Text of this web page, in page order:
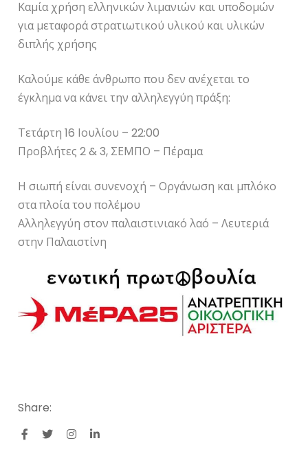
Καμία χρήση ελληνικών λιμανιών και υποδομών
για μεταφορά στρατιωτικού υλικού και υλικών
διπλής χρήσης
Καλούμε κάθε άνθρωπο που δεν ανέχεται το
έγκλημα να κάνει την αλληλεγγύη πράξη:
Τετάρτη 16 Ιουλίου – 22:00
Προβλήτες 2 & 3, ΣΕΜΠΟ – Πέραμα
Η σιωπή είναι συνενοχή – Οργάνωση και μπλόκο
στα πλοία του πολέμου
Αλληλεγγύη στον παλαιστινιακό λαό – Λευτεριά
στην Παλαιστίνη
Share: